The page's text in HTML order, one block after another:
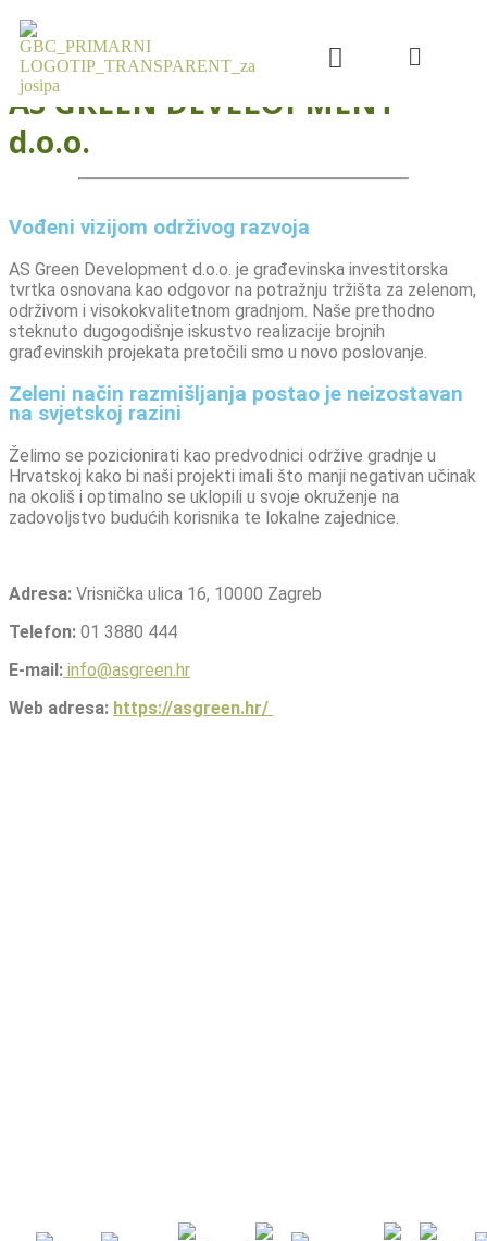
AS GREEN DEVELOPMENT
d.o.o.
Vođeni vizijom održivog razvoja
AS Green Development d.o.o. je građevinska investitorska
tvrtka osnovana kao odgovor na potražnju tržišta za zelenom,
održivom i visokokvalitetnom gradnjom. Naše prethodno
steknuto dugogodišnje iskustvo realizacije brojnih
građevinskih projekata pretočili smo u novo poslovanje.
Zeleni način razmišljanja postao je neizostavan
na svjetskoj razini
Želimo se pozicionirati kao predvodnici održive gradnje u
Hrvatskoj kako bi naši projekti imali što manji negativan učinak
na okoliš i optimalno se uklopili u svoje okruženje na
zadovoljstvo budućih korisnika te lokalne zajednice.
Adresa: Vrisnička ulica 16, 10000 Zagreb
Telefon: 01 3880 444
E-mail: info@asgreen.hr
Web adresa: https://asgreen.hr/